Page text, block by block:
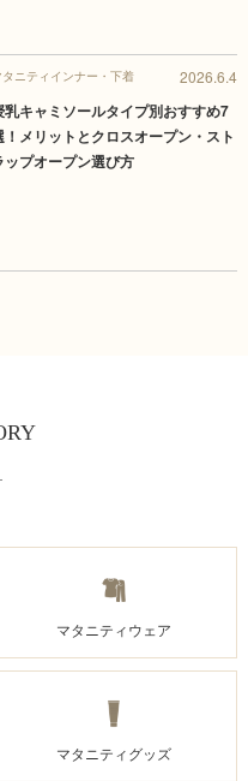
ニティインナー・下着 2026.6.4
乳キャミソールタイプ別おすすめ7
！メリットとクロスオープン・スト
ップオープン選び方
マタニティウェア
マタニティグッズ